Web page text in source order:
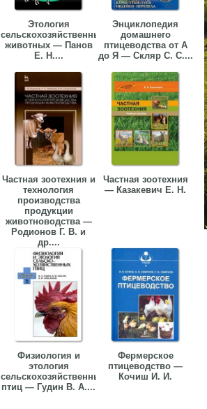
Этология
сельскохозяйственных
животных — Панов
Е. Н....
Энциклопедия
домашнего
птицеводства от А
до Я — Скляр С. С....
Частная зоотехния и
технология
производства
продукции
животноводства —
Родионов Г. В. и
др....
Частная зоотехния
— Казакевич Е. Н.
Физиология и
этология
сельскохозяйственных
птиц — Гудин В. А....
Фермерское
птицеводство —
Кочиш И. И.